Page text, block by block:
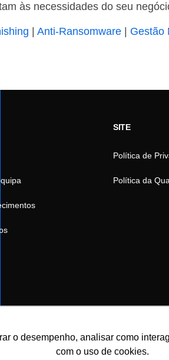
o desempenho, analisar como
com o uso de cookies.
às necessidades do seu
Anti-Ransomware Gestão
SITE
Política de
Política da